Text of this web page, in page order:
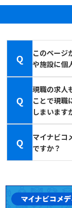
Q
このページ
や施設に個
Q
現職の求人
ことで現職
しまいます
Q
マイナビコ
ですか？